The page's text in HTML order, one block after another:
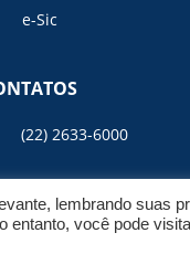
e-Sic
(22) 2633-6000
lembrando suas
você pode